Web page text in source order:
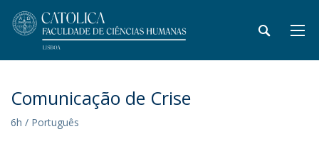
Comunicação de Crise
6h / Português